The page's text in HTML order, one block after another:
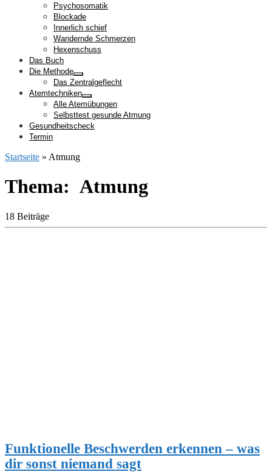
Psychosomatik
Blockade
Innerlich schief
Wandernde Schmerzen
Hexenschuss
Das Buch
Die Methode
Das Zentralgeflecht
Atemtechniken
Alle Atemübungen
Selbsttest gesunde Atmung
Gesundheitscheck
Termin
Startseite » Atmung
Thema: Atmung
18 Beiträge
Funktionelle Beschwerden erkennen – was
dir sonst niemand sagt